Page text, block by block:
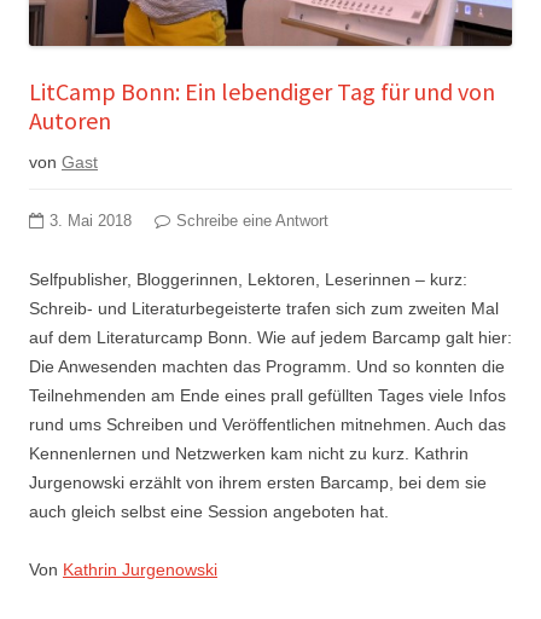
LitCamp Bonn: Ein lebendiger Tag für und von
Autoren
von Gast
3. Mai 2018 Schreibe eine Antwort
Selfpublisher, Bloggerinnen, Lektoren, Leserinnen – kurz:
Schreib- und Literaturbegeisterte trafen sich zum zweiten Mal
auf dem Literaturcamp Bonn. Wie auf jedem Barcamp galt hier:
Die Anwesenden machten das Programm. Und so konnten die
Teilnehmenden am Ende eines prall gefüllten Tages viele Infos
rund ums Schreiben und Veröffentlichen mitnehmen. Auch das
Kennenlernen und Netzwerken kam nicht zu kurz. Kathrin
Jurgenowski erzählt von ihrem ersten Barcamp, bei dem sie
auch gleich selbst eine Session angeboten hat.
Von Kathrin Jurgenowski